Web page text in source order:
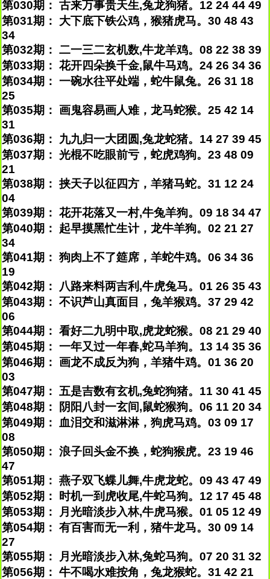
第030期： 古来万事贵天生,兔龙狗猪。12 24 44 49
第031期： 大下底下铁公鸡，猴猪虎马。30 48 43
34
第032期： 二一三二玄机数,牛龙羊鸡。08 22 38 39
第033期： 花开四朵换千金,鼠牛马鸡。24 26 34 36
第034期： 一碗水往平处端，蛇牛鼠兔。26 31 18
25
第035期： 画鬼容易画人难，龙马蛇猴。25 42 14
31
第036期： 九九归一大团圆,兔龙蛇猪。14 27 39 45
第037期： 光棍不吃眼前亏，蛇虎鸡狗。23 48 09
21
第038期： 挟天子以征四方，羊猪马蛇。31 12 24
04
第039期： 花开花落又一村,牛兔羊狗。09 18 34 47
第040期： 起早摸黑忙生计，龙牛羊狗。02 21 27
34
第041期： 狗肉上不了筵席，羊蛇牛鸡。06 34 36
19
第042期： 八路来料两吉利,牛虎兔马。01 26 35 43
第043期： 不识芦山真面目，兔羊猴鸡。37 29 42
06
第044期： 看好二九明中取,虎龙蛇猴。08 21 29 40
第045期： 一年又过一年春,蛇马羊狗。13 14 35 36
第046期： 画龙不成反为狗，羊猪牛鸡。01 36 20
03
第047期： 五是吉数有玄机,兔蛇狗猪。11 30 41 45
第048期： 阴阳八封一玄间,鼠蛇猴狗。06 11 20 34
第049期： 血泪交和滋淋淋，狗虎马鸡。03 09 17
08
第050期： 浪子回头金不换，蛇狗猴虎。23 19 46
47
第051期： 燕子双飞蝶儿舞,牛虎龙蛇。09 43 47 49
第052期： 时机一到虎收尾,牛蛇马狗。12 17 45 48
第053期： 月光暗淡步入林,牛虎马猴。01 05 12 49
第054期： 有百害而无一利，猪牛龙马。30 09 14
27
第055期： 月光暗淡步入林,兔蛇马狗。07 20 31 32
第056期： 牛不喝水难按角，兔龙猴蛇。31 42 21